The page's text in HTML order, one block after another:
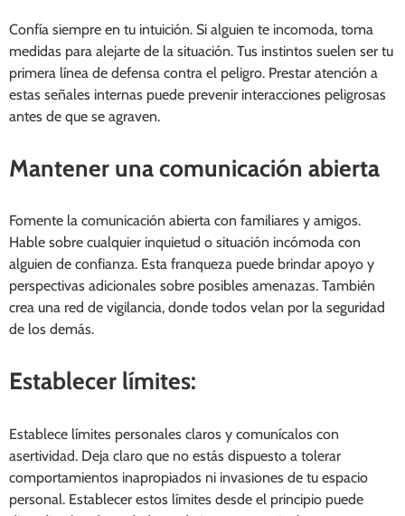
Confía siempre en tu intuición. Si alguien te incomoda, toma
medidas para alejarte de la situación. Tus instintos suelen ser tu
primera línea de defensa contra el peligro. Prestar atención a
estas señales internas puede prevenir interacciones peligrosas
antes de que se agraven.
Mantener una comunicación abierta
Fomente la comunicación abierta con familiares y amigos.
Hable sobre cualquier inquietud o situación incómoda con
alguien de confianza. Esta franqueza puede brindar apoyo y
perspectivas adicionales sobre posibles amenazas. También
crea una red de vigilancia, donde todos velan por la seguridad
de los demás.
Establecer límites:
Establece límites personales claros y comunícalos con
asertividad. Deja claro que no estás dispuesto a tolerar
comportamientos inapropiados ni invasiones de tu espacio
personal. Establecer estos límites desde el principio puede